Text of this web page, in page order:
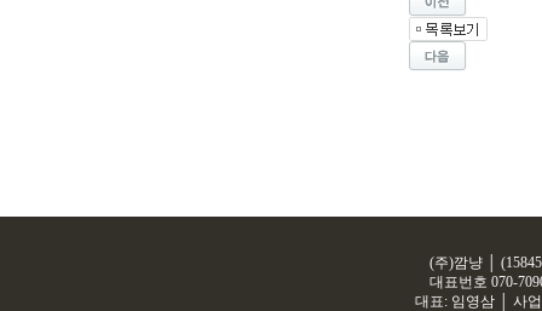
(주)깜냥 │
대표번호 070-
대표: 임영삼 │ 사